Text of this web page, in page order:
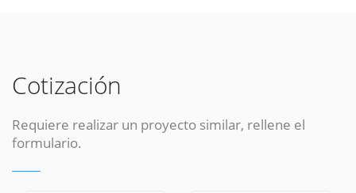
Cotización
Requiere realizar un proyecto similar, rellene el
formulario.